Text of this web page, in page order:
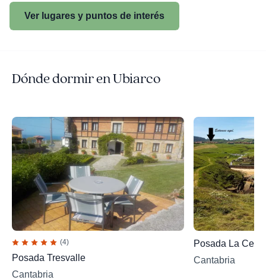
Ver lugares y puntos de interés
Dónde dormir en Ubiarco
(4)
Posada Tresvalle
Cantabria
Posada La
Cantabria